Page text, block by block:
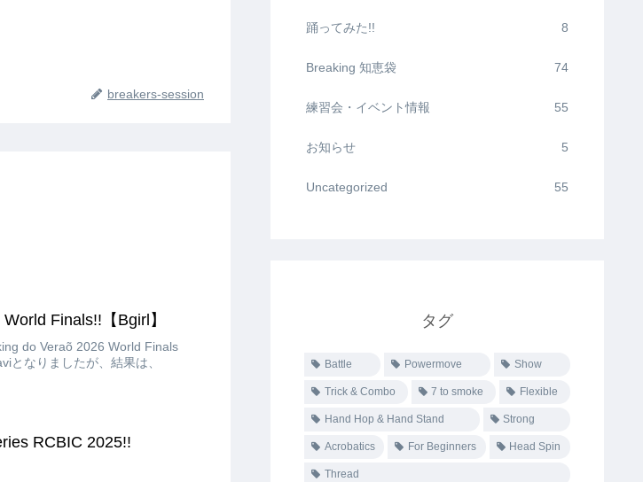
breakers-session
Finals!!【Bgirl】
do Veraõ 2026 World Finals
となりましたが、結果は、
RCBIC 2025!!
踊ってみた!! 8
Breaking 知恵袋 74
練習会・イベント情報 55
お知らせ 5
Uncategorized 55
タグ
Battle Powermove Show
Trick & Combo 7 to smoke Flexible
Hand Hop & Hand Stand Strong
Acrobatics For Beginners Head Spin
Thread